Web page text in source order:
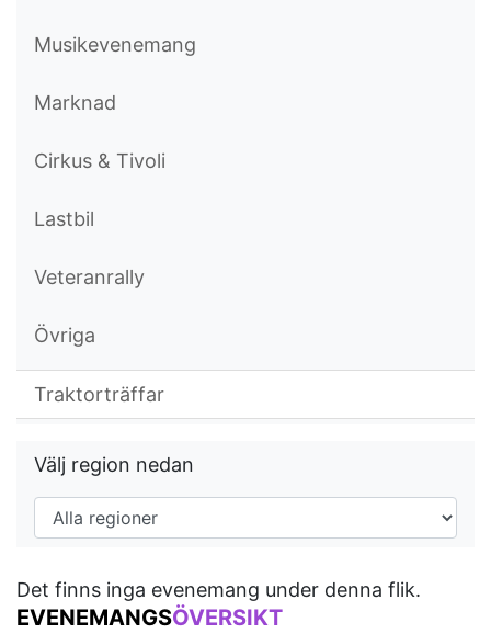
Musikevenemang
Marknad
Cirkus & Tivoli
Lastbil
Veteranrally
Övriga
Traktorträffar
Välj region nedan
Det finns inga evenemang under denna flik.
EVENEMANGSÖVERSIKT